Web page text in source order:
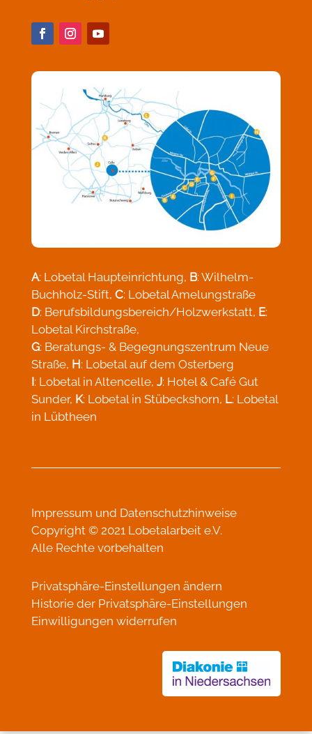
A: Lobetal Haupteinrichtung, B: Wilhelm-
Buchholz-Stift, C: Lobetal Amelungstraße
D: Berufsbildungsbereich/Holzwerkstatt, E:
Lobetal Kirchstraße,
G: Beratungs- & Begegnungszentrum Neue
Straße, H: Lobetal auf dem Osterberg
I: Lobetal in Altencelle, J: Hotel & Café Gut
Sunder, K: Lobetal in Stübeckshorn, L: Lobetal
in Lübtheen
Impressum und Datenschutzhinweise
Copyright © 2021 Lobetalarbeit e.V.
Alle Rechte vorbehalten
Privatsphäre-Einstellungen ändern
Historie der Privatsphäre-Einstellungen
Einwilligungen widerrufen